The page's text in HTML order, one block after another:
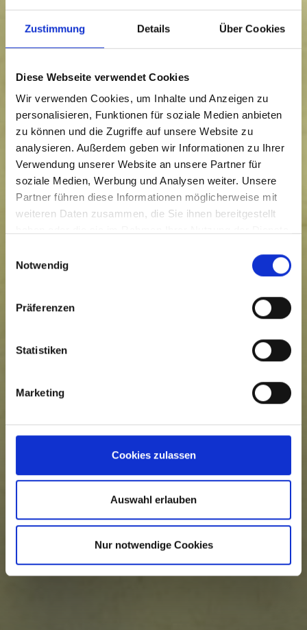
Zustimmung Details Über Cookies
Diese Webseite verwendet Cookies
Wir verwenden Cookies, um Inhalte und Anzeigen zu
personalisieren, Funktionen für soziale Medien anbieten
zu können und die Zugriffe auf unsere Website zu
analysieren. Außerdem geben wir Informationen zu Ihrer
Verwendung unserer Website an unsere Partner für
soziale Medien, Werbung und Analysen weiter. Unsere
Partner führen diese Informationen möglicherweise mit
weiteren Daten zusammen, die Sie ihnen bereitgestellt
Notwendig
Präferenzen
Statistiken
Marketing
Cookies zulassen
Auswahl erlauben
Nur notwendige Cookies